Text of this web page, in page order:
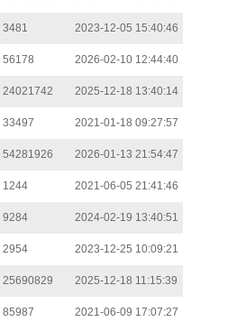
3481 2023-12-05 15:40:46
56178 2026-02-10 12:44:40
24021742 2025-12-18 13:40:14
33497 2021-01-18 09:27:57
54281926 2026-01-13 21:54:47
1244 2021-06-05 21:41:46
9284 2024-02-19 13:40:51
2954 2023-12-25 10:09:21
25690829 2025-12-18 11:15:39
85987 2021-06-09 17:07:27